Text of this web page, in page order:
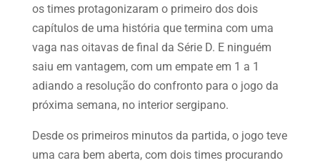
os times protagonizaram o primeiro dos dois
capítulos de uma história que termina com uma
vaga nas oitavas de final da Série D. E ninguém
saiu em vantagem, com um empate em 1 a 1
adiando a resolução do confronto para o jogo da
próxima semana, no interior sergipano.
Desde os primeiros minutos da partida, o jogo teve
uma cara bem aberta, com dois times procurando